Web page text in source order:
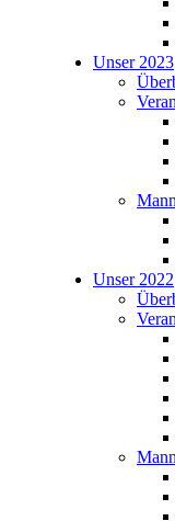
Unser 2023
Unser 2022